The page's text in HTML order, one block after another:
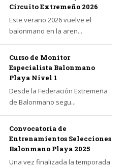
Circuito Extremeño 2026
Este verano 2026 vuelve el
balonmano en la aren...
Curso de Monitor
Especialista Balonmano
Playa Nivel 1
Desde la Federación Extremeña
de Balonmano segu...
Convocatoria de
Entrenamientos Selecciones
Balonmano Playa 2025
Una vez finalizada la temporada